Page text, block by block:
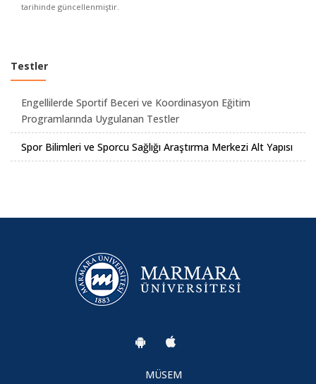
tarihinde güncellenmiştir.
Testler
Engellilerde Sportif Beceri ve Koordinasyon Eğitim
Programlarında Uygulanan Testler
Spor Bilimleri ve Sporcu Sağlığı Araştırma Merkezi Alt Yapısı
MÜSEM